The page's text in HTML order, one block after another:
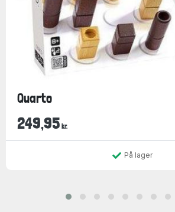
Quarto
249,95 kr.
På lager